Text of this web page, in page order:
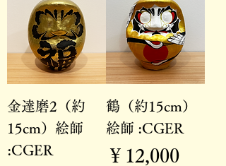
金達磨2（約
15cm）絵師
:CGER
鶴（約15cm）
絵師 :CGER
価格
￥12,000